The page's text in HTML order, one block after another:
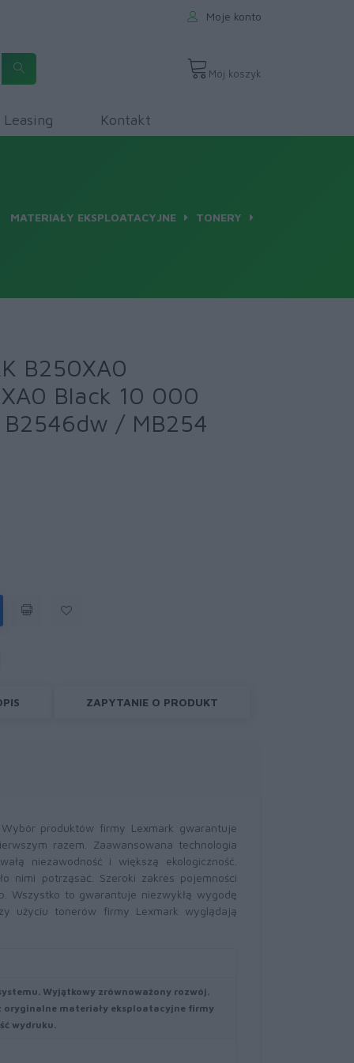
Moje konto
Mój koszyk
Leasing Kontakt
MATERIAŁY EKSPLOATACYJNE TONERY
B250XA0
Black 10 000
/ MB254
ZAPYTANIE O PRODUKT
produktów firmy Lexmark gwarantuje
razem. Zaawansowana technologia
niezawodność i większą ekologiczność.
nimi potrząsać. Szeroki zakres pojemności
Wszystko to gwarantuje niezwykłą wygodę
użyciu tonerów firmy Lexmark wyglądają
Wyjątkowy zrównoważony rozwój.
oryginalne materiały eksploatacyjne firmy
wydruku.